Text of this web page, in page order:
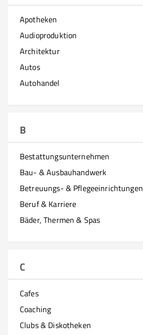
Apotheken
Audioproduktion
Architektur
Autos
Autohandel
B
Bestattungsunternehmen
Bau- & Ausbauhandwerk
Betreuungs- & Pflegeeinrichtungen
Beruf & Karriere
Bäder, Thermen & Spas
C
Cafes
Coaching
Clubs & Diskotheken